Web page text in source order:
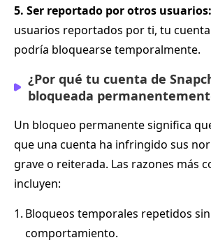
5. Ser reportado por otros usuarios:
usuarios reportados por ti, tu
podría bloquearse temporalmente.
¿Por qué tu cuenta de
bloqueada
Un bloqueo permanente significa
que una cuenta ha infringido sus
grave o reiterada. Las razones más
incluyen:
1. Bloqueos temporales repetidos
comportamiento.